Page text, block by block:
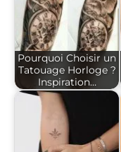
Pourquoi Choisir un
Tatouage Horloge ?
Inspiration…